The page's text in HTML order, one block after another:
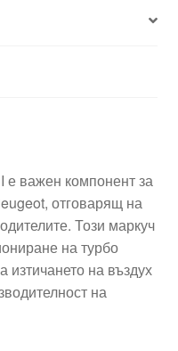
е важен компонент за
отговарящ на
Този маркуч
на турбо
изтичането на въздух
на